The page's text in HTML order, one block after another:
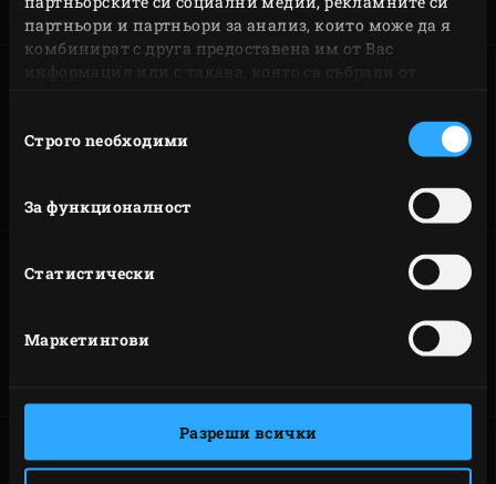
партньори и партньори за анализ, които може да я
комбинират с друга предоставена им от Вас
информация или с такава, която са събрали от
наСтрого nеобходими
За функционалност
Статистически
Маркетингови
Разреши всички
на нашия сервиз и гаранция.
РЕГИСТРИРАЙТЕ
ВАШЕТО
СГЛОБЯВАНЕ НА
ВАШЕТО
ВАШЕТО
ПОЧИСТВАНЕ НА
ВАШЕТО
БАРБЕКЮ EGG